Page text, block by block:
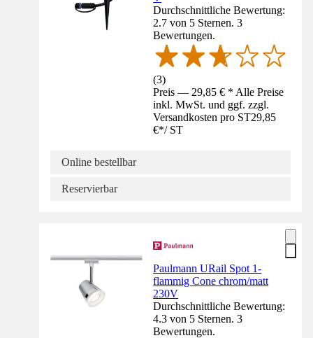
Durchschnittliche Bewertung:
2.7 von 5 Sternen. 3
Bewertungen.
(3)
Preis — 29,85 € * Alle Preise
inkl. MwSt. und ggf. zzgl.
Versandkosten pro ST29,85
€*/ ST
Online bestellbar
Reservierbar
Paulmann URail Spot 1-
flammig Cone chrom/matt
230V
Durchschnittliche Bewertung:
4.3 von 5 Sternen. 3
Bewertungen.